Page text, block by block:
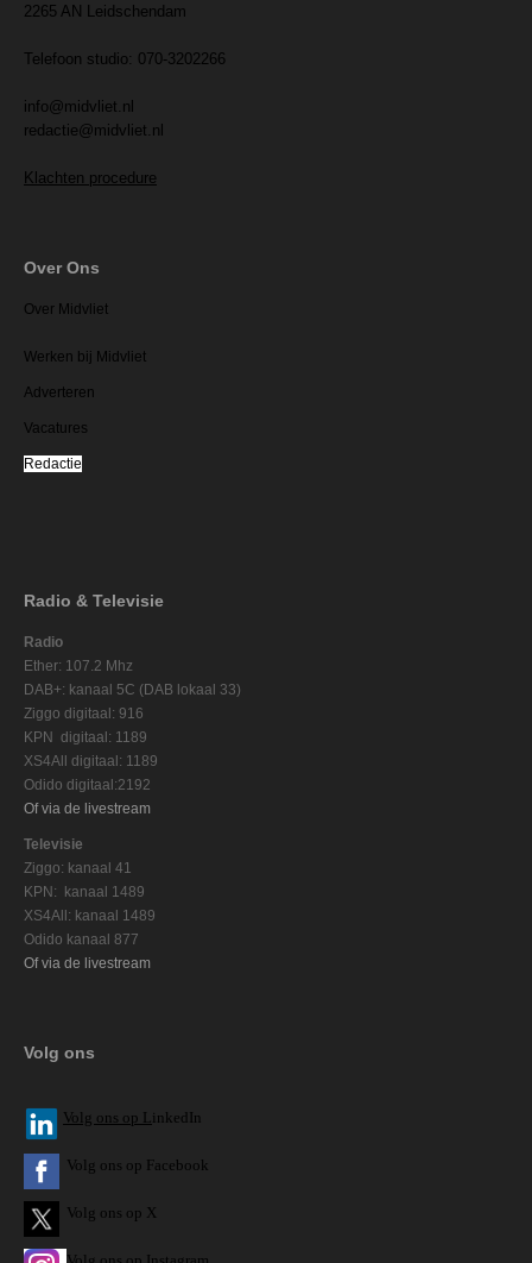
2265 AN Leidschendam
Telefoon studio: 070-3202266
info@midvliet.nl
redactie@midvliet.nl
Klachten procedure
Over Ons
Over Midvliet
Werken bij Midvliet
Adverteren
Vacatures
Redactie
Radio & Televisie
Radio
Ether: 107.2 Mhz
DAB+: kanaal 5C (DAB lokaal 33)
Ziggo digitaal: 916
KPN digitaal: 1189
XS4All digitaal: 1189
Odido digitaal:2192
Of via de livestream
Televisie
Ziggo: kanaal 41
KPN: kanaal 1489
XS4All: kanaal 1489
Odido kanaal 877
Of via de livestream
Volg ons
Volg ons op L inkedIn
Volg ons op Facebook
Volg ons op X